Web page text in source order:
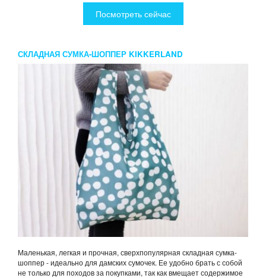
Посмотреть сейчас
СКЛАДНАЯ СУМКА-ШОППЕР KIKKERLAND
HEMENDU(РАЗНЫЕ ЦВЕТА)
Маленькая, легкая и прочная, сверхпопулярная складная сумка-
шоппер - идеально для дамских сумочек. Ее удобно брать с собой
не только для походов за покупками, так как вмещает содержимое